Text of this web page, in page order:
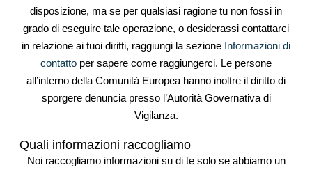
disposizione, ma se per qualsiasi ragione tu non fossi in
grado di eseguire tale operazione, o desiderassi contattarci
in relazione ai tuoi diritti, raggiungi la sezione Informazioni di
contatto per sapere come raggiungerci. Le persone
all’interno della Comunità Europea hanno inoltre il diritto di
sporgere denuncia presso l’Autorità Governativa di
Vigilanza.
Quali informazioni raccogliamo
Noi raccogliamo informazioni su di te solo se abbiamo un